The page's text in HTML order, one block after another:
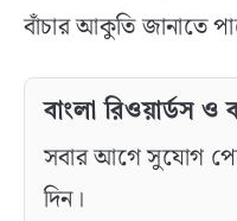
বাঁচার আকুতি জানাতে
বাংলা রিওয়ার্ডস ও
সবার আগে সুযোগ
দিন।